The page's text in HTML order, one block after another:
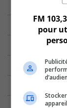
FM
pour
appareil